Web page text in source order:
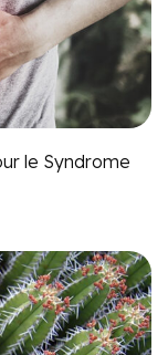
le Syndrome